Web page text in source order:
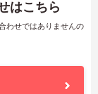
はこちら
わせではありませんの